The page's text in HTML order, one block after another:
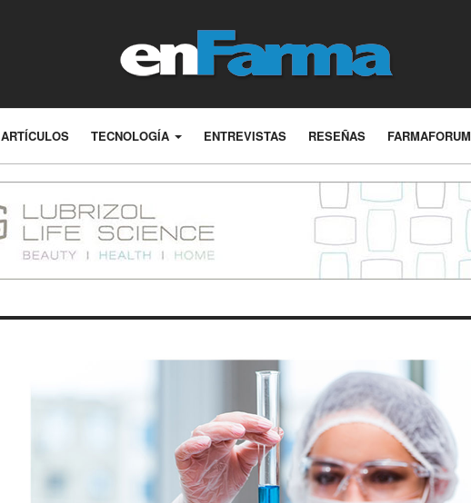
ARTÍCULOS TECNOLOGÍA ENTREVISTAS RESEÑAS FARMAFORUM